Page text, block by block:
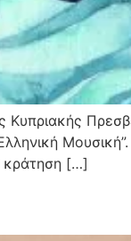
κράτηση […]